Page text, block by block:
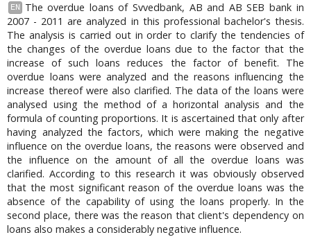
EN
The overdue loans of Svvedbank, AB and AB SEB bank in
2007 - 2011 are analyzed in this professional bachelor's thesis.
The analysis is carried out in order to clarify the tendencies of
the changes of the overdue loans due to the factor that the
increase of such loans reduces the factor of benefit. The
overdue loans were analyzed and the reasons influencing the
increase thereof were also clarified. The data of the loans were
analysed using the method of a horizontal analysis and the
formula of counting proportions. It is ascertained that only after
having analyzed the factors, which were making the negative
influence on the overdue loans, the reasons were observed and
the influence on the amount of all the overdue loans was
clarified. According to this research it was obviously observed
that the most significant reason of the overdue loans was the
absence of the capability of using the loans properly. In the
second place, there was the reason that client's dependency on
loans also makes a considerably negative influence.